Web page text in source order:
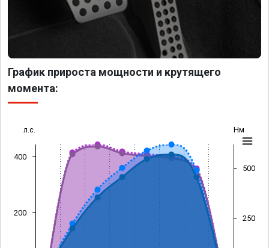
График прироста мощности и крутящего
момента:
л.с. Нм
200
400
250
500